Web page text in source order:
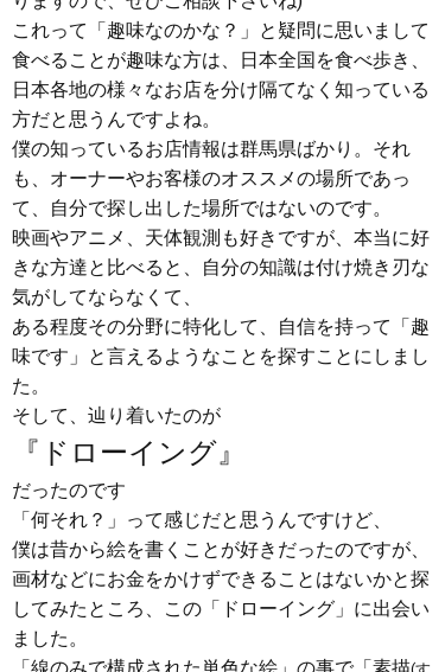
これって「趣味なのかな？」と疑問に思いまして
食べることが趣味な方は、日本全国を食べ歩き、
日本各地の様々なお店を分け隔てなく知っている
方だと思うんですよね。
僕の知っているお店情報は群馬県ばかり。それ
も、オーナーやお客様のオススメの場所であっ
て、自分で探し出した場所ではないのです。
映画やアニメ、天体観測も好きですが、本当に好
きな方達と比べると、自分の知識は付け焼き刃な
気がしてならなくて、
ある程度その分野に特化して、自信を持って「趣
味です」と言えるようなことを探すことにしまし
た。
そして、辿り着いたのが
『ドローイング』
だったのです
「何それ？」って感じだと思うんですけど、
僕は昔から絵を書くことが好きだったのですが、
画材などにお金をかけずできることはないかと探
してみたところ、この「ドローイング」に出会い
ました。